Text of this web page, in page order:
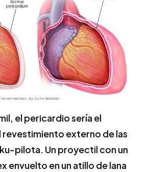
el pericardio sería el
revestimiento externo de las
pilota. Un proyectil con un
envuelto en un atillo de lana